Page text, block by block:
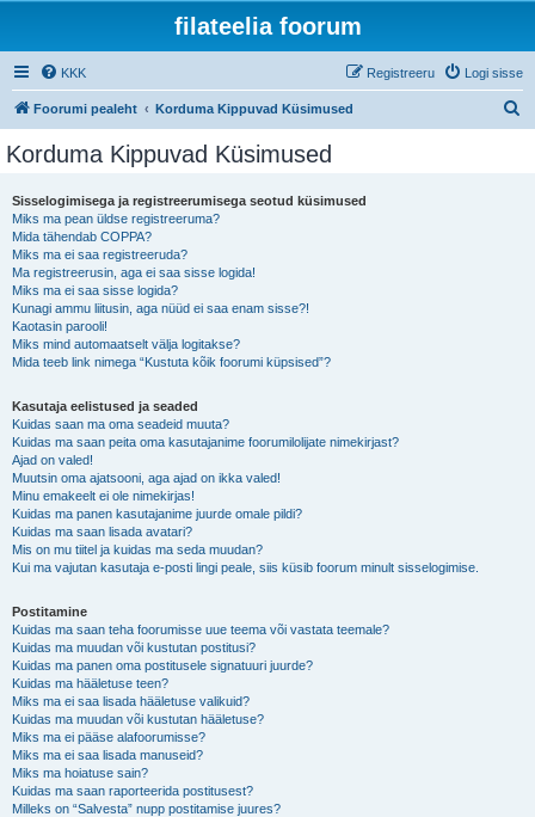
filateelia foorum
KKK Logi sisse
Registreeru
Foorumi pealeht Korduma Kippuvad Küsimused
Korduma Kippuvad Küsimused
Sisselogimisega ja registreerumisega seotud küsimused
Miks ma pean üldse registreeruma?
Mida tähendab COPPA?
Miks ma ei saa registreeruda?
Ma registreerusin, aga ei saa sisse logida!
Miks ma ei saa sisse logida?
Kunagi ammu liitusin, aga nüüd ei saa enam sisse?!
Kaotasin parooli!
Miks mind automaatselt välja logitakse?
Mida teeb link nimega “Kustuta kõik foorumi küpsised”?
Kasutaja eelistused ja seaded
Kuidas saan ma oma seadeid muuta?
Kuidas ma saan peita oma kasutajanime foorumilolijate nimekirjast?
Ajad on valed!
Muutsin oma ajatsooni, aga ajad on ikka valed!
Minu emakeelt ei ole nimekirjas!
Kuidas ma panen kasutajanime juurde omale pildi?
Kuidas ma saan lisada avatari?
Mis on mu tiitel ja kuidas ma seda muudan?
Kui ma vajutan kasutaja e-posti lingi peale, siis küsib foorum minult sisselogimise.
Postitamine
Kuidas ma saan teha foorumisse uue teema või vastata teemale?
Kuidas ma muudan või kustutan postitusi?
Kuidas ma panen oma postitusele signatuuri juurde?
Kuidas ma hääletuse teen?
Miks ma ei saa lisada hääletuse valikuid?
Kuidas ma muudan või kustutan hääletuse?
Miks ma ei pääse alafoorumisse?
Miks ma ei saa lisada manuseid?
Miks ma hoiatuse sain?
Kuidas ma saan raporteerida postitusest?
Milleks on “Salvesta” nupp postitamise juures?